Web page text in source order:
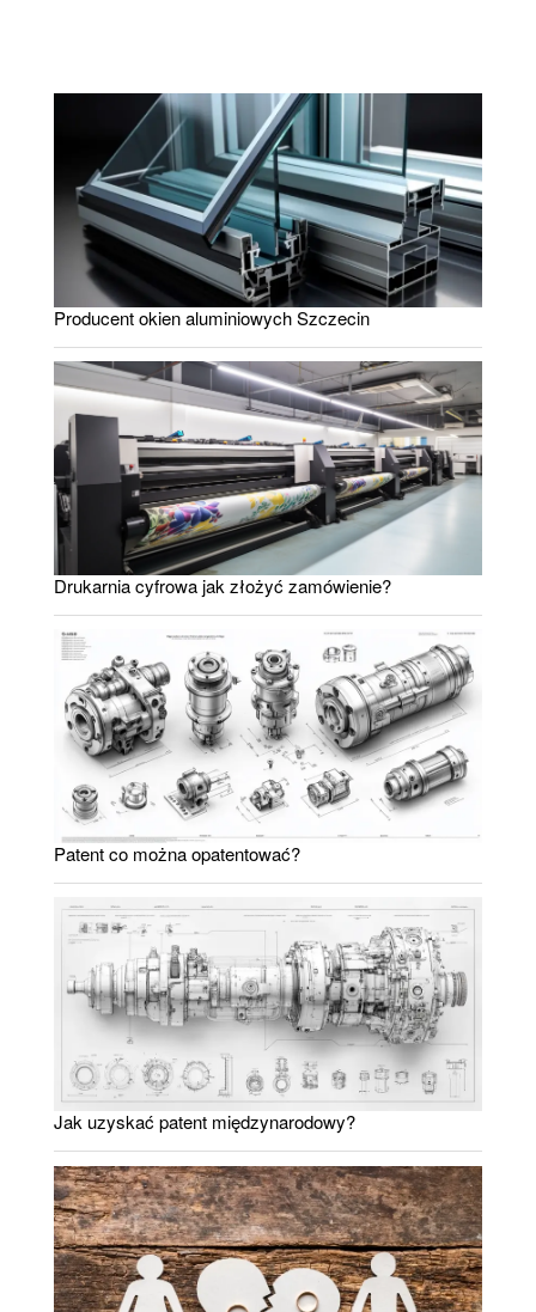
Producent okien aluminiowych Szczecin
Drukarnia cyfrowa jak złożyć zamówienie?
Patent co można opatentować?
Jak uzyskać patent międzynarodowy?